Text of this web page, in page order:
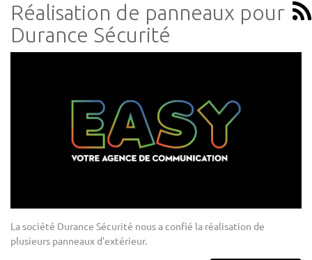
Réalisation de panneaux pour
Durance Sécurité
La société Durance Sécurité nous a confié la réalisation de
plusieurs panneaux d'extérieur.